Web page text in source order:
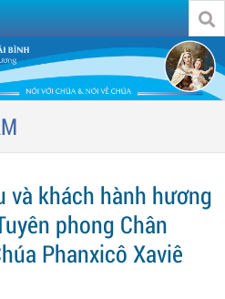
và khách hành hương
phong Chân
Phanxicô Xaviê